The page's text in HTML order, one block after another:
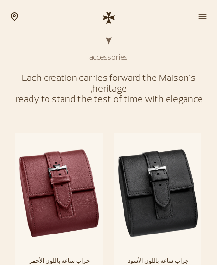
accessories
Each creation carries forward the Maison's
heritage,
ready to stand the test of time with elegance.
جراب ساعة باللون الأسود جراب ساعة باللون الأحمر